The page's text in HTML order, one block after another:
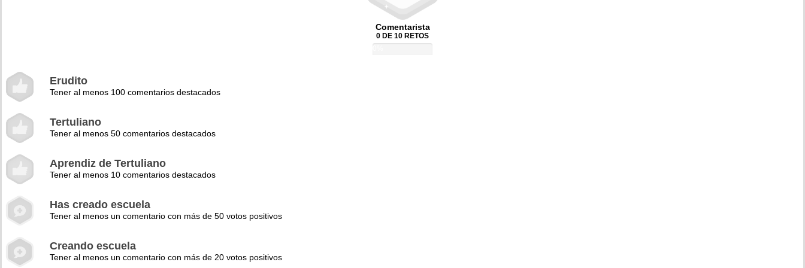
Comentarista
0 DE 10 RETOS
Erudito
Tener al menos 100 comentarios destacados
Tertuliano
Tener al menos 50 comentarios destacados
Aprendiz de Tertuliano
Tener al menos 10 comentarios destacados
Has creado escuela
Tener al menos un comentario con más de 50 votos positivos
Creando escuela
Tener al menos un comentario con más de 20 votos positivos